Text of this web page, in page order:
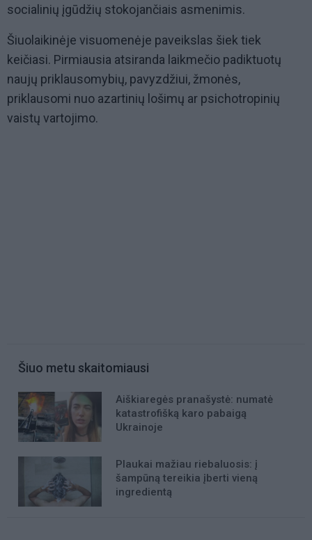
socialinių įgūdžių stokojančiais asmenimis.
Šiuolaikinėje visuomenėje paveikslas šiek tiek
keičiasi. Pirmiausia atsiranda laikmečio padiktuotų
naujų priklausomybių, pavyzdžiui, žmonės,
priklausomi nuo azartinių lošimų ar psichotropinių
vaistų vartojimo.
Šiuo metu skaitomiausi
Aiškiaregės pranašystė: numatė
katastrofišką karo pabaigą
Ukrainoje
Plaukai mažiau riebaluosis: į
šampūną tereikia įberti vieną
ingredientą